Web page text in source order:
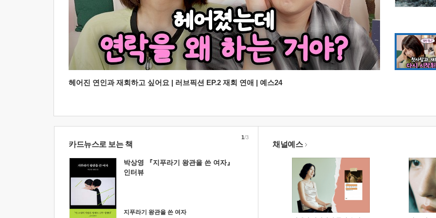
헤어진 연인과 재회하고 싶어요 | 러브픽션 EP.2 재회 연애 | 예스24
카드뉴스로 보는 책
박상영 『지푸라기 왕관을 쓴 여자』
인터뷰
지푸라기 왕관을 쓴 여자
1/3
채널예스